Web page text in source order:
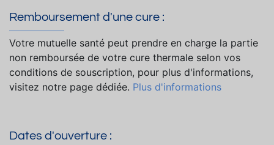
Remboursement d'une cure :
Votre mutuelle santé peut prendre en charge la partie
non remboursée de votre cure thermale selon vos
conditions de souscription, pour plus d'informations,
visitez notre page dédiée. Plus d'informations
Dates d'ouverture :